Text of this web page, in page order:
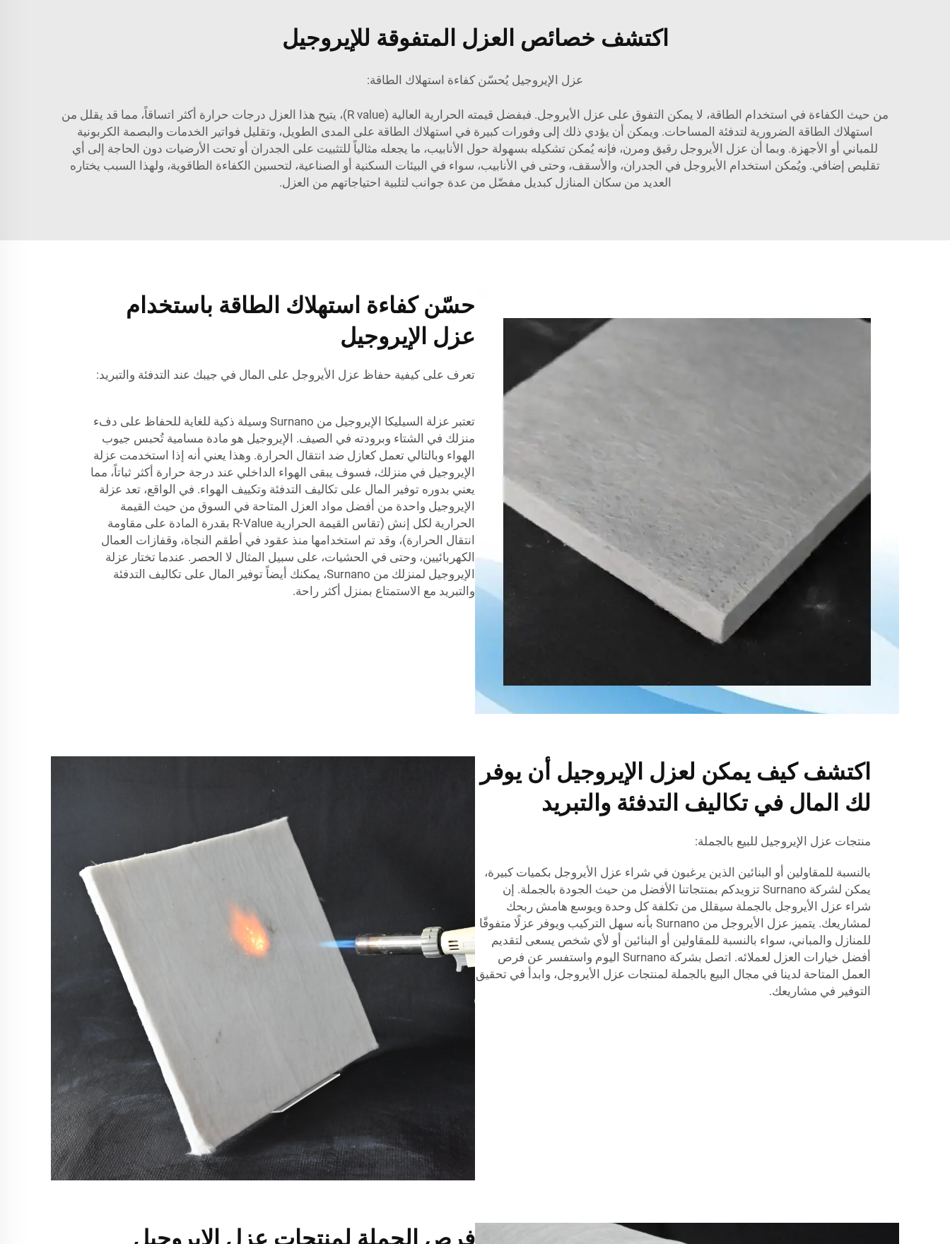
اكتشف خصائص العزل المتفوقة للإيروجيل
عزل الإيروجيل يُحسّن كفاءة استهلاك الطاقة:
من حيث الكفاءة في استخدام الطاقة، لا يمكن التفوق على عزل الأيروجل. فبفضل قيمته الحرارية العالية (R value)، يتيح هذا العزل درجات حرارة أكثر اتساقاً، مما قد يقلل من
استهلاك الطاقة الضرورية لتدفئة المساحات. ويمكن أن يؤدي ذلك إلى وفورات كبيرة في استهلاك الطاقة على المدى الطويل، وتقليل فواتير الخدمات والبصمة الكربونية
للمباني أو الأجهزة. وبما أن عزل الأيروجل رقيق ومرن، فإنه يُمكن تشكيله بسهولة حول الأنابيب، ما يجعله مثالياً للتثبيت على الجدران أو تحت الأرضيات دون الحاجة إلى أي
تقليص إضافي. ويُمكن استخدام الأيروجل في الجدران، والأسقف، وحتى في الأنابيب، سواء في البيئات السكنية أو الصناعية، لتحسين الكفاءة الطاقوية، ولهذا السبب يختاره
العديد من سكان المنازل كبديل مفضّل من عدة جوانب لتلبية احتياجاتهم من العزل.
حسّن كفاءة استهلاك الطاقة باستخدام
عزل الإيروجيل
تعرف على كيفية حفاظ عزل الأيروجل على المال في جيبك عند التدفئة والتبريد:
تعتبر عزلة السيليكا الإيروجيل من Surnano وسيلة ذكية للغاية للحفاظ على دفء
منزلك في الشتاء وبرودته في الصيف. الإيروجيل هو مادة مسامية تُحبس جيوب
الهواء وبالتالي تعمل كعازل ضد انتقال الحرارة. وهذا يعني أنه إذا استخدمت عزلة
الإيروجيل في منزلك، فسوف يبقى الهواء الداخلي عند درجة حرارة أكثر ثباتاً، مما
يعني بدوره توفير المال على تكاليف التدفئة وتكييف الهواء. في الواقع، تعد عزلة
الإيروجيل واحدة من أفضل مواد العزل المتاحة في السوق من حيث القيمة
الحرارية لكل إنش (تقاس القيمة الحرارية R-Value بقدرة المادة على مقاومة
انتقال الحرارة)، وقد تم استخدامها منذ عقود في أطقم النجاة، وقفازات العمال
الكهربائيين، وحتى في الحشيات، على سبيل المثال لا الحصر. عندما تختار عزلة
الإيروجيل لمنزلك من Surnano، يمكنك أيضاً توفير المال على تكاليف التدفئة
والتبريد مع الاستمتاع بمنزل أكثر راحة.
اكتشف كيف يمكن لعزل الإيروجيل أن يوفر
لك المال في تكاليف التدفئة والتبريد
منتجات عزل الإيروجيل للبيع بالجملة:
بالنسبة للمقاولين أو البنائين الذين يرغبون في شراء عزل الأيروجل بكميات كبيرة،
يمكن لشركة Surnano تزويدكم بمنتجاتنا الأفضل من حيث الجودة بالجملة. إن
شراء عزل الأيروجل بالجملة سيقلل من تكلفة كل وحدة ويوسع هامش ربحك
لمشاريعك. يتميز عزل الأيروجل من Surnano بأنه سهل التركيب ويوفر عزلًا متفوقًا
للمنازل والمباني، سواء بالنسبة للمقاولين أو البنائين أو لأي شخص يسعى لتقديم
أفضل خيارات العزل لعملائه. اتصل بشركة Surnano اليوم واستفسر عن فرص
العمل المتاحة لدينا في مجال البيع بالجملة لمنتجات عزل الأيروجل، وابدأ في تحقيق
التوفير في مشاريعك.
فرص الجملة لمنتجات عزل الإيروجيل